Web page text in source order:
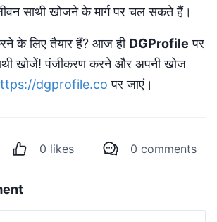
साथी खोजने के मार्ग पर चल सकते हैं।
के लिए तैयार हैं? आज ही DGProfile पर
खोजें! पंजीकरण करने और अपनी खोज
dgprofile.co पर जाएं।
0 likes 0 comments